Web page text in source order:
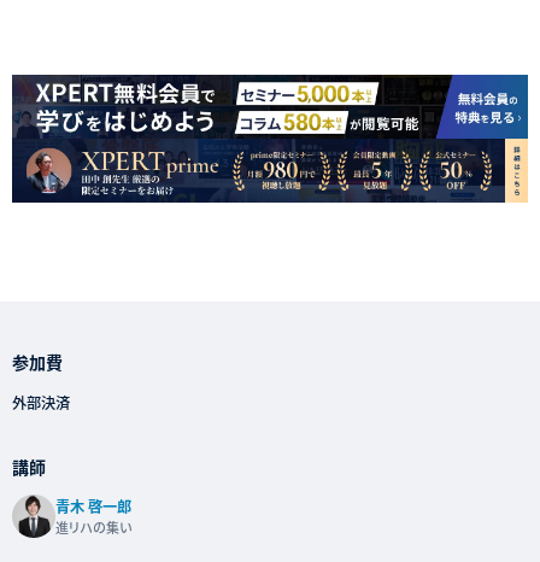
参加費
外部決済
講師
青木 啓一郎
進リハの集い